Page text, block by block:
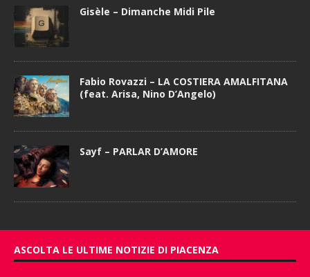
Gisèle – Dimanche Midi Pile
Fabio Rovazzi – LA COSTIERA AMALFITANA
(feat. Arisa, Nino D’Angelo)
Sayf – PARLAR D’AMORE
ASCOLTA LE ULTIME NOTIZIE DI PIACENZA